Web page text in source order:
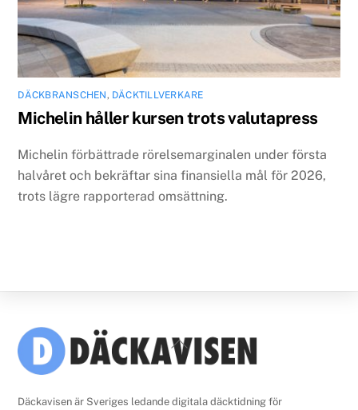
DÄCKBRANSCHEN, DÄCKTILLVERKARE
Michelin håller kursen trots valutapress
Michelin förbättrade rörelsemarginalen under första
halvåret och bekräftar sina finansiella mål för 2026,
trots lägre rapporterad omsättning.
Back
To
Däckavisen är Sveriges ledande digitala däcktidning för